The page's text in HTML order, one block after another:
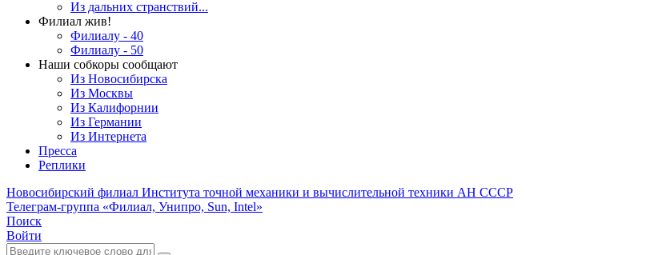
Из дальних странствий...
Филиал жив!
Филиалу - 40
Филиалу - 50
Наши собкоры сообщают
Из Новосибирска
Из Москвы
Из Калифорнии
Из Германии
Из Интернета
Пресса
Реплики
Новосибирский филиал Института точной механики и вычислительной техники АН СССР
Телеграм-группа «Филиал, Унипро, Sun, Intel»
Поиск
Войти